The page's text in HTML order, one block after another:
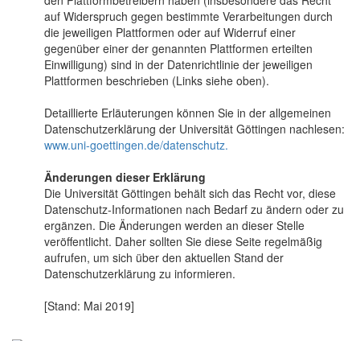
auf Widerspruch gegen bestimmte Verarbeitungen durch
die jeweiligen Plattformen oder auf Widerruf einer
gegenüber einer der genannten Plattformen erteilten
Einwilligung) sind in der Datenrichtlinie der jeweiligen
Plattformen beschrieben (Links siehe oben).
Detaillierte Erläuterungen können Sie in der allgemeinen
Datenschutzerklärung der Universität Göttingen nachlesen:
www.uni-goettingen.de/datenschutz.
Änderungen dieser Erklärung
Die Universität Göttingen behält sich das Recht vor, diese
Datenschutz-Informationen nach Bedarf zu ändern oder zu
ergänzen. Die Änderungen werden an dieser Stelle
veröffentlicht. Daher sollten Sie diese Seite regelmäßig
aufrufen, um sich über den aktuellen Stand der
Datenschutzerklärung zu informieren.
[Stand: Mai 2019]